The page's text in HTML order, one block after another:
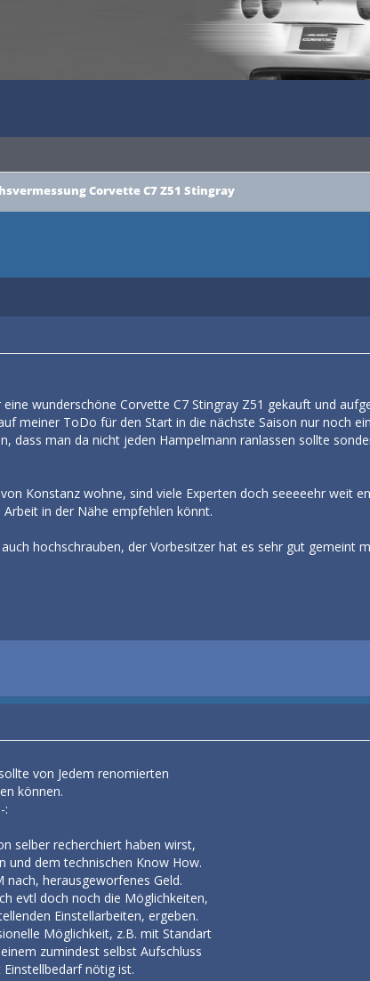
Corvette C7 Z51 Stingray
wunderschöne Corvette C7 Stingray Z51 gekauft und
meiner ToDo für den Start in die nächste Saison nur noch
dass man da nicht jeden Hampelmann ranlassen sollte
Konstanz wohne, sind viele Experten doch seeeeehr weit
in der Nähe empfehlen könnt.
hochschrauben, der Vorbesitzer hat es sehr gut gemeint
von Jedem renomierten
können.
:
selber recherchiert haben wirst,
und dem technischen Know How.
nach, herausgeworfenes Geld.
evtl doch noch die Möglichkeiten,
Einstellarbeiten, ergeben.
Möglichkeit, z.B. mit Standart
zumindest selbst Aufschluss
nötig ist.